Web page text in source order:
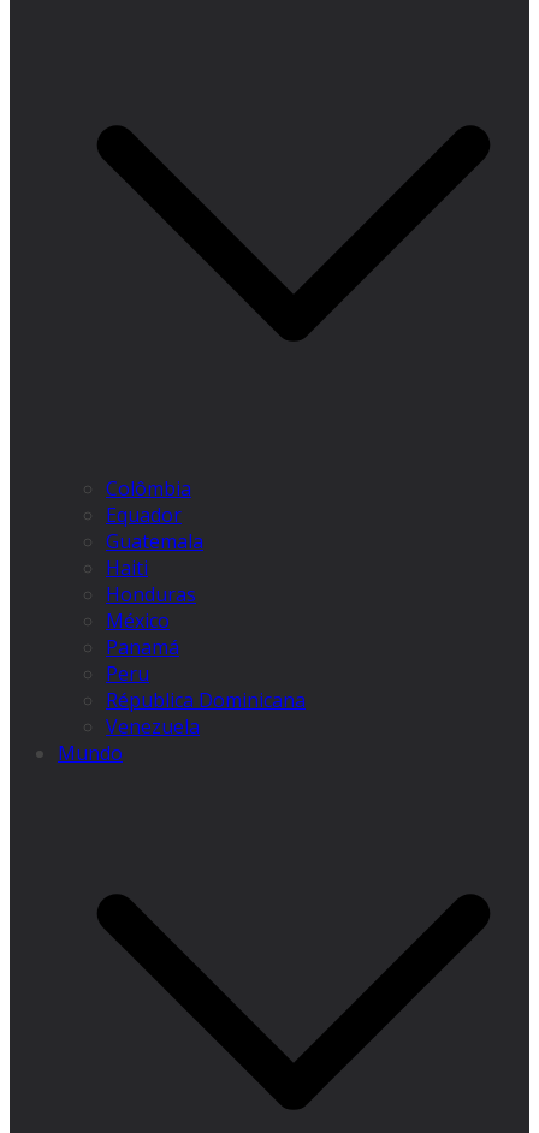
Colômbia
Equador
Guatemala
Haiti
Honduras
México
Panamá
Peru
Républica Dominicana
Venezuela
Mundo